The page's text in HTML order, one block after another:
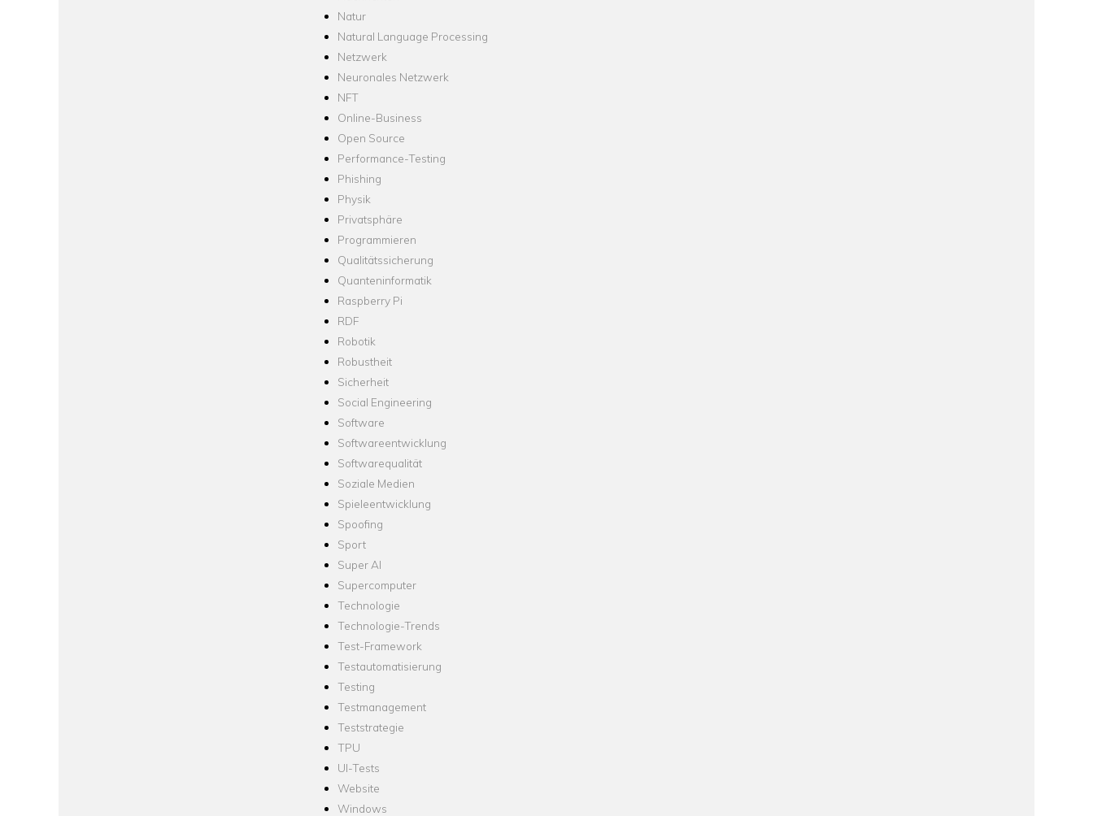
Natur
Natural Language Processing
Netzwerk
Neuronales Netzwerk
NFT
Online-Business
Open Source
Performance-Testing
Phishing
Physik
Privatsphäre
Programmieren
Qualitätssicherung
Quanteninformatik
Raspberry Pi
RDF
Robotik
Robustheit
Sicherheit
Social Engineering
Software
Softwareentwicklung
Softwarequalität
Soziale Medien
Spieleentwicklung
Spoofing
Sport
Super AI
Supercomputer
Technologie
Technologie-Trends
Test-Framework
Testautomatisierung
Testing
Testmanagement
Teststrategie
TPU
UI-Tests
Website
Windows